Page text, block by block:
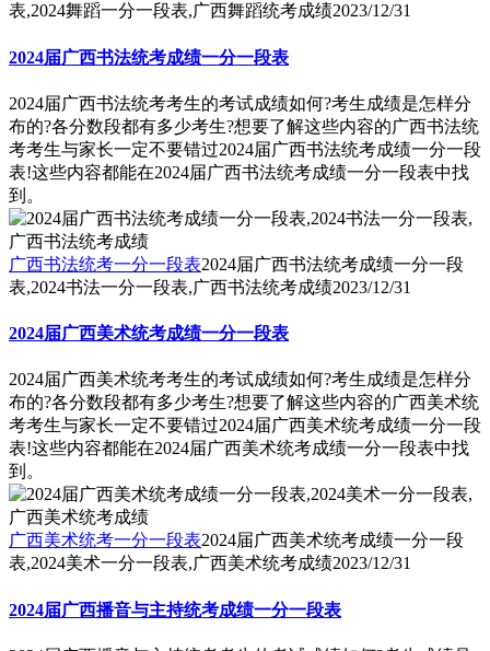
表,2024舞蹈一分一段表,广西舞蹈统考成绩2023/12/31
2024届广西书法统考成绩一分一段表
2024届广西书法统考考生的考试成绩如何?考生成绩是怎样分
布的?各分数段都有多少考生?想要了解这些内容的广西书法统
考考生与家长一定不要错过2024届广西书法统考成绩一分一段
表!这些内容都能在2024届广西书法统考成绩一分一段表中找
到。
广西书法统考一分一段表2024届广西书法统考成绩一分一段
表,2024书法一分一段表,广西书法统考成绩2023/12/31
2024届广西美术统考成绩一分一段表
2024届广西美术统考考生的考试成绩如何?考生成绩是怎样分
布的?各分数段都有多少考生?想要了解这些内容的广西美术统
考考生与家长一定不要错过2024届广西美术统考成绩一分一段
表!这些内容都能在2024届广西美术统考成绩一分一段表中找
到。
广西美术统考一分一段表2024届广西美术统考成绩一分一段
表,2024美术一分一段表,广西美术统考成绩2023/12/31
2024届广西播音与主持统考成绩一分一段表